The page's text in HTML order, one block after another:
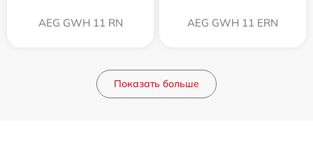
AEG GWH 11 RN AEG GWH 11 ERN
Показать больше